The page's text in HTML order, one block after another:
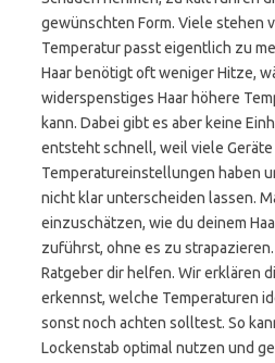
gewünschten Form. Viele stehen
Temperatur passt eigentlich zu
Haar benötigt oft weniger Hitze,
widerspenstiges Haar höhere
kann. Dabei gibt es aber keine
entsteht schnell, weil viele
Temperatureinstellungen haben
nicht klar unterscheiden lassen.
einzuschätzen, wie du deinem
zuführst, ohne es zu
Ratgeber dir helfen. Wir erklären
erkennst, welche Temperaturen
sonst noch achten solltest. So
Lockenstab optimal nutzen und